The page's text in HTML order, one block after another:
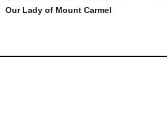
Our Lady of Mount Carmel